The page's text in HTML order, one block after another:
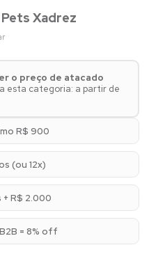
Xadrez
o preço de atacado
esta categoria: a partir de
R$ 900
(ou 12x)
R$ 2.000
= 8% off